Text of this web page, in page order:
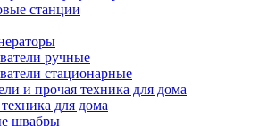
станции
ручные
стационарные
и прочая техника для дома
для дома
швабры